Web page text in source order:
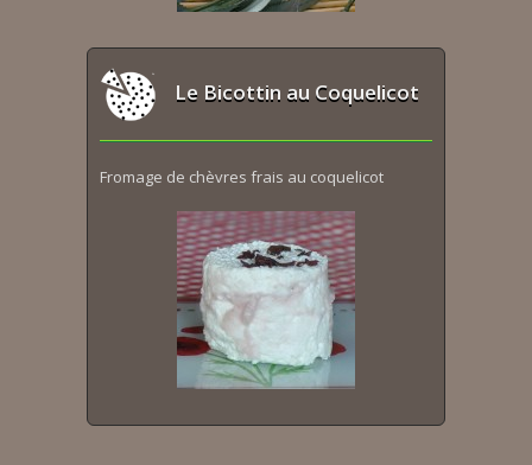
Le Bicottin au Coquelicot
Fromage de chèvres frais au coquelicot